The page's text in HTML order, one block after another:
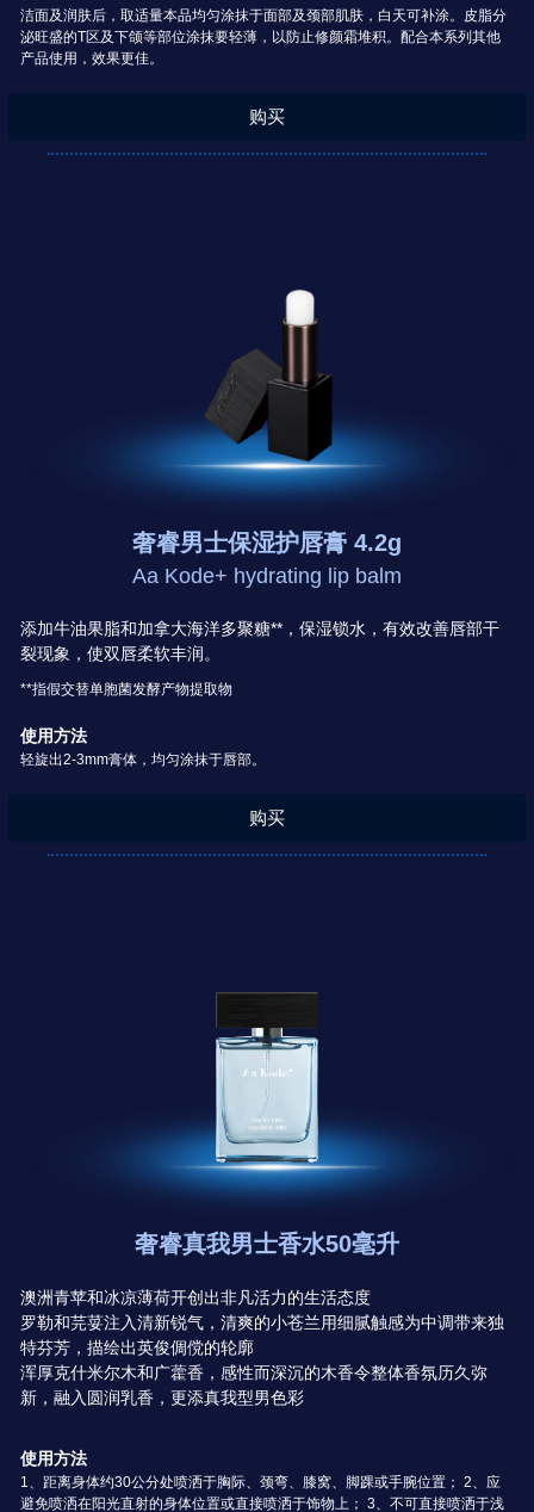
洁面及润肤后，取适量本品均匀涂抹于面部及颈部肌肤，白天可补涂。皮脂分
泌旺盛的T区及下颌等部位涂抹要轻薄，以防止修颜霜堆积。配合本系列其他
产品使用，效果更佳。
购买
奢睿男士保湿护唇膏 4.2g
Aa Kode+ hydrating lip balm
添加牛油果脂和加拿大海洋多聚糖**，保湿锁水，有效改善唇部干
裂现象，使双唇柔软丰润。
**指假交替单胞菌发酵产物提取物
使用方法
轻旋出2-3mm膏体，均匀涂抹于唇部。
购买
奢睿真我男士香水50毫升
澳洲青苹和冰凉薄荷开创出非凡活力的生活态度
罗勒和芫荽注入清新锐气，清爽的小苍兰用细腻触感为中调带来独
特芬芳，描绘出英俊倜傥的轮廓
浑厚克什米尔木和广藿香，感性而深沉的木香令整体香氛历久弥
新，融入圆润乳香，更添真我型男色彩
使用方法
1、距离身体约30公分处喷洒于胸际、颈弯、膝窝、脚踝或手腕位置； 2、应
避免喷洒在阳光直射的身体位置或直接喷洒于饰物上； 3、不可直接喷洒于浅